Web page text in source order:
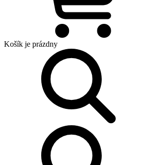
Košík je prázdny